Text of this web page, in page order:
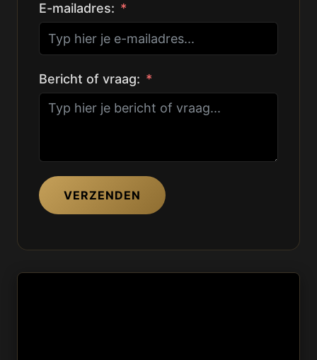
E-mailadres:
Bericht of vraag:
VERZENDEN